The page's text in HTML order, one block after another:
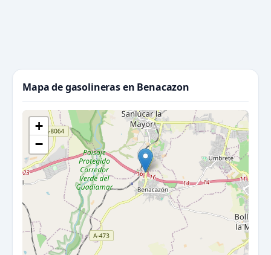
Mapa de gasolineras en Benacazon
+
−